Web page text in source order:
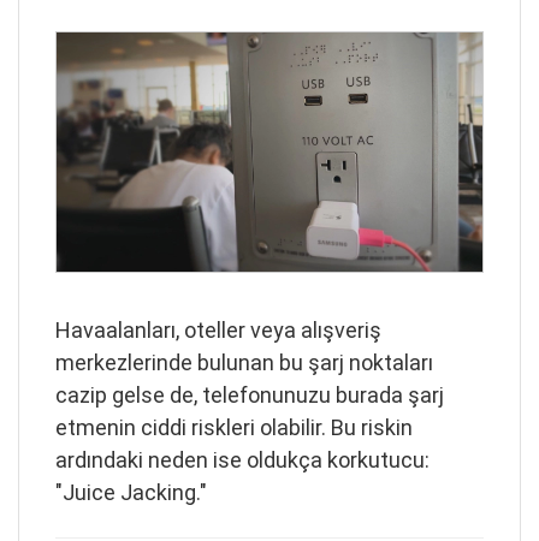
Havaalanları, oteller veya alışveriş
merkezlerinde bulunan bu şarj noktaları
cazip gelse de, telefonunuzu burada şarj
etmenin ciddi riskleri olabilir. Bu riskin
ardındaki neden ise oldukça korkutucu:
"Juice Jacking."